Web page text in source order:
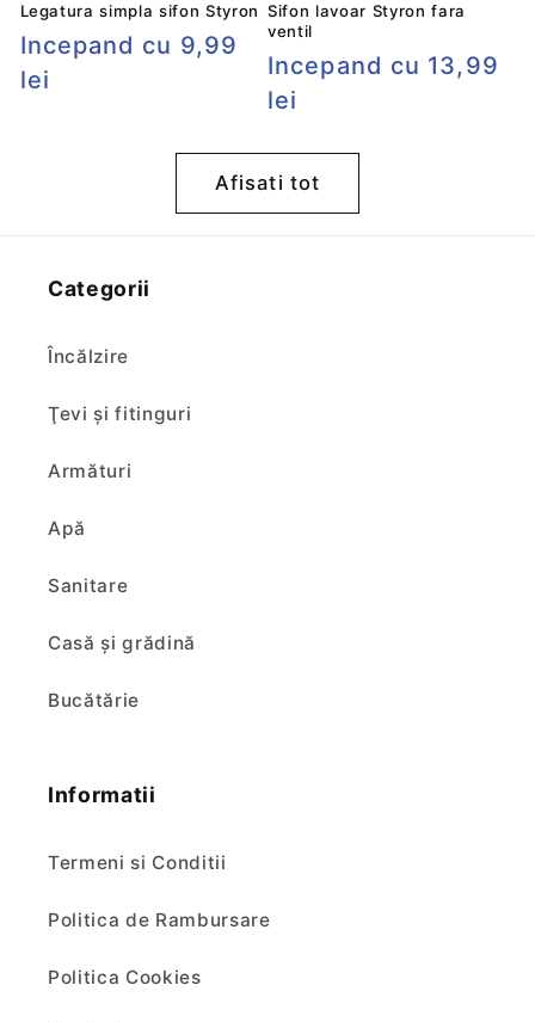
Legatura simpla sifon Styron
Preț
obișnuit
Incepand cu 9,99
lei
Sifon lavoar Styron fara
ventil
Preț
obișnuit
Incepand cu 13,99
lei
Afisati tot
Categorii
Încălzire
Ţevi şi fitinguri
Armături
Apă
Sanitare
Casă și grădină
Bucătărie
Informatii
Termeni si Conditii
Politica de Rambursare
Politica Cookies